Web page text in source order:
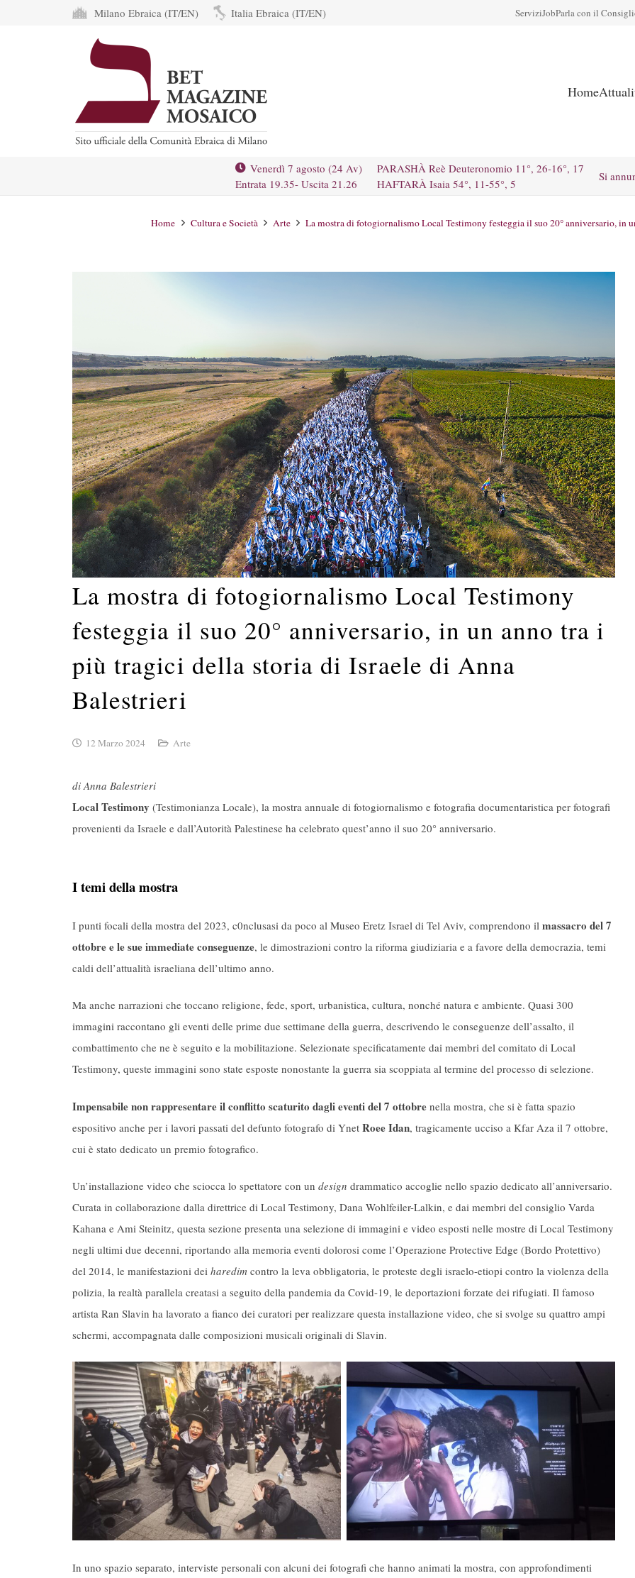
Milano Ebraica (IT/EN) Italia Ebraica (IT/EN) ServiziJobParla con il
Home
Venerdì 7 agosto (24 Av)
Entrata 19.35- Uscita 21.26
PARASHÀ Reè Deuteronomio 11°, 26-16°, 17
HAFTARÀ Isaia 54°, 11-55°, 5
Si
Home Cultura e Società Arte La mostra di fotogiornalismo Local Testimony festeggia il suo 20° anniversario,
La mostra di fotogiornalismo Local Testimony
festeggia il suo 20° anniversario, in un anno tra i
più tragici della storia di Israele di Anna
Balestrieri
12 Marzo 2024 Arte
di Anna Balestrieri
Local Testimony (Testimonianza Locale), la mostra annuale di fotogiornalismo e fotografia documentaristica per fotografi
provenienti da Israele e dall’Autorità Palestinese ha celebrato quest’anno il suo 20° anniversario.
I temi della mostra
I punti focali della mostra del 2023, c0nclusasi da poco al Museo Eretz Israel di Tel Aviv, comprendono il massacro del 7
ottobre e le sue immediate conseguenze, le dimostrazioni contro la riforma giudiziaria e a favore della democrazia, temi
caldi dell’attualità israeliana dell’ultimo anno.
Ma anche narrazioni che toccano religione, fede, sport, urbanistica, cultura, nonché natura e ambiente. Quasi 300
immagini raccontano gli eventi delle prime due settimane della guerra, descrivendo le conseguenze dell’assalto, il
combattimento che ne è seguito e la mobilitazione. Selezionate specificatamente dai membri del comitato di Local
Testimony, queste immagini sono state esposte nonostante la guerra sia scoppiata al termine del processo di selezione.
Impensabile non rappresentare il conflitto scaturito dagli eventi del 7 ottobre nella mostra, che si è fatta spazio
espositivo anche per i lavori passati del defunto fotografo di Ynet Roee Idan, tragicamente ucciso a Kfar Aza il 7 ottobre,
cui è stato dedicato un premio fotografico.
Un’installazione video che sciocca lo spettatore con un design drammatico accoglie nello spazio dedicato all’anniversario.
Curata in collaborazione dalla direttrice di Local Testimony, Dana Wohlfeiler-Lalkin, e dai membri del consiglio Varda
Kahana e Ami Steinitz, questa sezione presenta una selezione di immagini e video esposti nelle mostre di Local Testimony
negli ultimi due decenni, riportando alla memoria eventi dolorosi come l’Operazione Protective Edge (Bordo Protettivo)
del 2014, le manifestazioni dei haredim contro la leva obbligatoria, le proteste degli israelo-etiopi contro la violenza della
polizia, la realtà parallela creatasi a seguito della pandemia da Covid-19, le deportazioni forzate dei rifugiati. Il famoso
artista Ran Slavin ha lavorato a fianco dei curatori per realizzare questa installazione video, che si svolge su quattro ampi
schermi, accompagnata dalle composizioni musicali originali di Slavin.
In uno spazio separato, interviste personali con alcuni dei fotografi che hanno animati la mostra, con approfondimenti